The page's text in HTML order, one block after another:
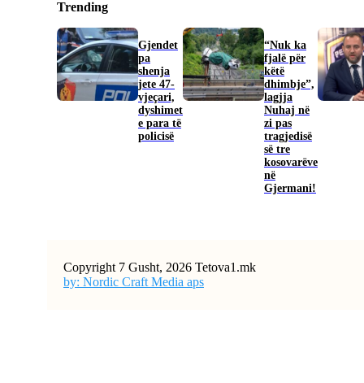
Trending
Gjendet
pa
shenja
jete 47-
vjeçari,
dyshimet
e para të
policisë
“Nuk ka
fjalë për
këtë
dhimbje”,
lagjja
Nuhaj në
zi pas
tragjedisë
së tre
kosovarëve
në
Gjermani!
Copyright 7 Gusht, 2026 Tetova1.mk
by: Nordic Craft Media aps